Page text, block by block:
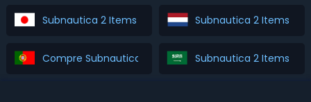
Subnautica 2 Items を購入 Subnautica 2 Items
Compre Subnautica 2 Items